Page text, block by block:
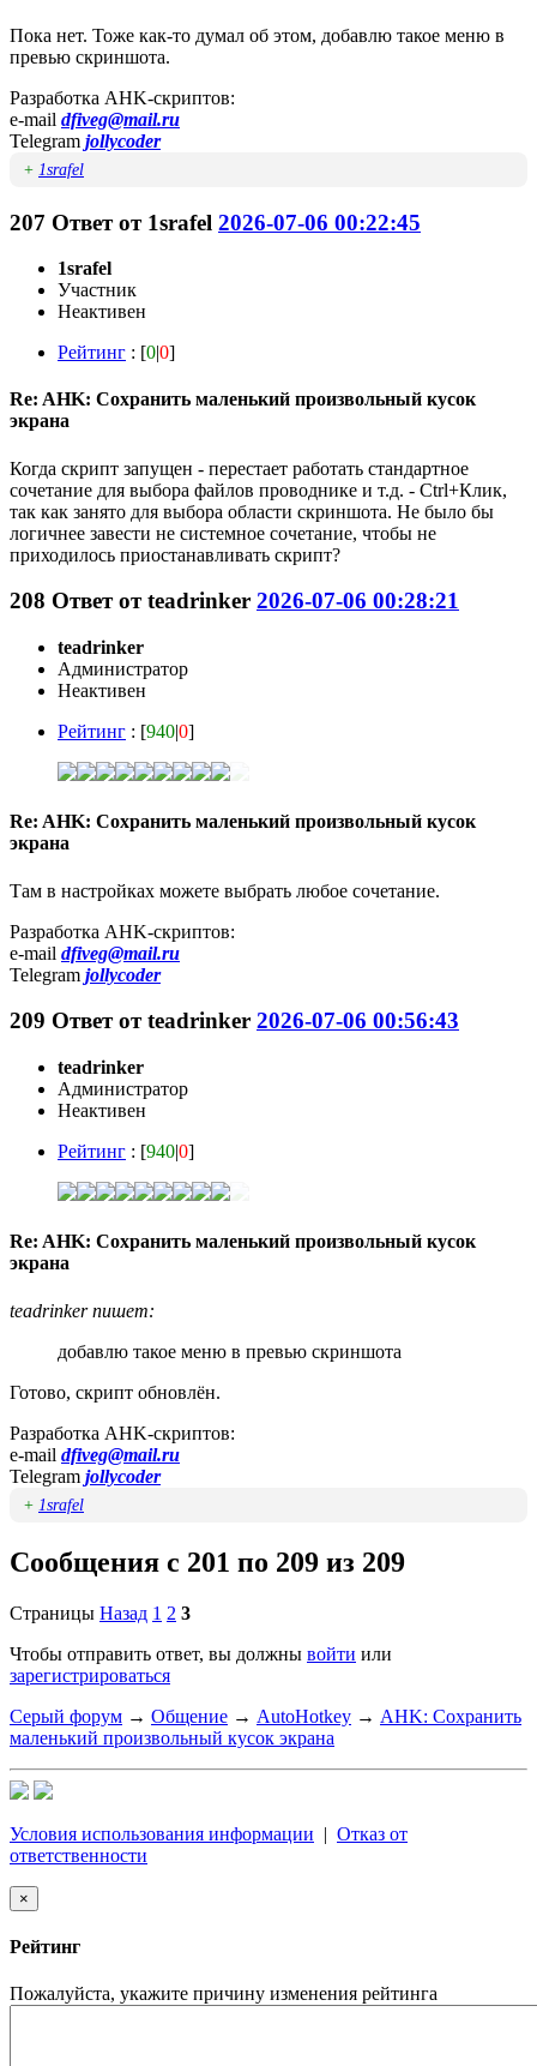
Пока нет. Тоже как-то думал об этом, добавлю такое меню в
превью скриншота.
Разработка AHK-скриптов:
e-mail dfiveg@mail.ru
Telegram jollycoder
+ 1srafel
207 Ответ от 1srafel 2026-07-06 00:22:45
1srafel
Участник
Неактивен
Рейтинг : [0|0]
Re: AHK: Сохранить маленький произвольный кусок
экрана
Когда скрипт запущен - перестает работать стандартное
сочетание для выбора файлов проводнике и т.д. - Ctrl+Клик,
так как занято для выбора области скриншота. Не было бы
логичнее завести не системное сочетание, чтобы не
приходилось приостанавливать скрипт?
208 Ответ отteadrinker 2026-07-06 00:28:21
teadrinker
Администратор
Неактивен
Рейтинг : [940|0]
Re: AHK: Сохранить маленький произвольный кусок
экрана
Там в настройках можете выбрать любое сочетание.
Разработка AHK-скриптов:
e-mail dfiveg@mail.ru
Telegram jollycoder
209 Ответ отteadrinker 2026-07-06 00:56:43
teadrinker
Администратор
Неактивен
Рейтинг : [940|0]
Re: AHK: Сохранить маленький произвольный кусок
экрана
teadrinker пишет:
добавлю такое меню в превью скриншота
Готово, скрипт обновлён.
Разработка AHK-скриптов:
e-mail dfiveg@mail.ru
Telegram jollycoder
+ 1srafel
Сообщения с 201 по 209 из 209
Страницы Назад 1 2 3
Чтобы отправить ответ, вы должны войти или
зарегистрироваться
Серый форум → Общение → AutoHotkey → AHK: Сохранить
маленький произвольный кусок экрана
Условия использования информации | Отказ от
ответственности
×
Рейтинг
Пожалуйста, укажите причину изменения рейтинга